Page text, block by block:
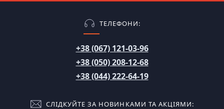
ТЕЛЕФОНИ:
+38 (067) 121-03-96
+38 (050) 208-12-68
+38 (044) 222-64-19
СЛІДКУЙТЕ ЗА НОВИНКАМИ ТА АКЦІЯМИ: